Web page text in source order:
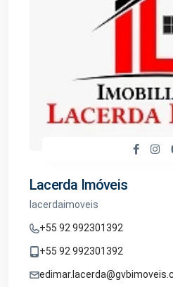
Lacerda Imóveis
lacerdaimoveis
+55 92 992301392
+55 92 992301392